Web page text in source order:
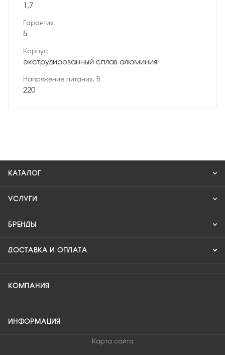
1,7
Гарантия
5
Корпус
экструдированный сплав алюминия
Напряжение питания, В
220
КАТАЛОГ
УСЛУГИ
БРЕНДЫ
ДОСТАВКА И ОПЛАТА
КОМПАНИЯ
ИНФОРМАЦИЯ
Карта сайта